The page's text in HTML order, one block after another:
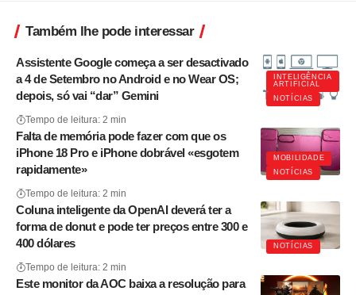
Também lhe pode interessar
INTELIGÊNCIA
ARTIFICIAL
NOTÍCIAS
Assistente Google começa a ser desactivado
a 4 de Setembro no Android e no Wear OS;
depois, só vai “dar” Gemini
Tempo de leitura: 2 min
MOBILIDADE
NOTÍCIAS
Falta de memória pode fazer com que os
iPhone 18 Pro e iPhone dobrável «esgotem
rapidamente»
Tempo de leitura: 2 min
NOTÍCIAS
Coluna inteligente da OpenAI deverá ter a
forma de donut e pode ter preços entre 300 e
400 dólares
Tempo de leitura: 2 min
Este monitor da AOC baixa a resolução para